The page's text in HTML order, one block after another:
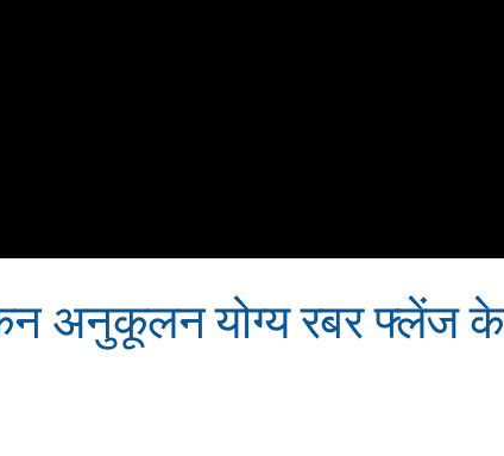
अनुकूलन योग्य रबर फ्लेंज के